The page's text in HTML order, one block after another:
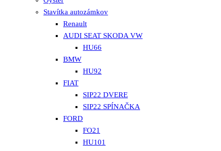
Stavítka autozámkov
Renault
AUDI SEAT SKODA VW
HU66
BMW
HU92
FIAT
SIP22 DVERE
SIP22 SPÍNAČKA
FORD
FO21
HU101